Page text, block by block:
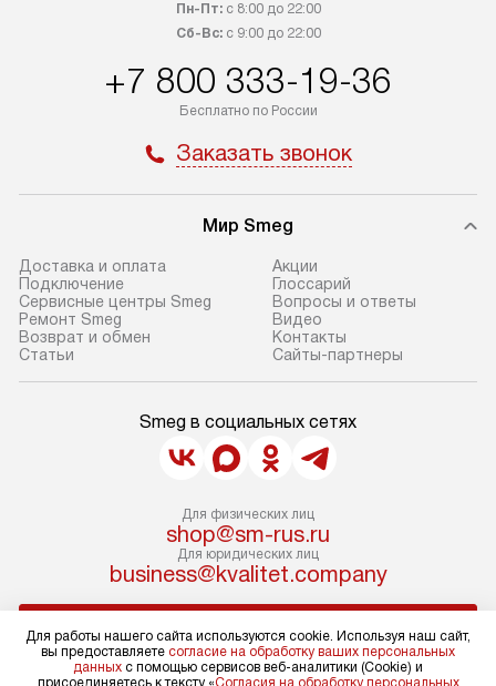
Пн-Пт:с 8:00 до 22:00
Сб-Вс:с 9:00 до 22:00
+7 800 333-19-36
Бесплатно по России
Заказать звонок
Мир Smeg
Доставка и оплата
Подключение
Сервисные центры Smeg
Ремонт Smeg
Возврат и обмен
Статьи
Акции
Глоссарий
Вопросы и ответы
Видео
Контакты
Сайты-партнеры
Smeg в социальных сетях
Для физических лиц
shop@sm-rus.ru
Для юридических лиц
business@kvalitet.company
Политика конфиденциальности
Для работы нашего сайта используются cookie. Используя наш сайт,
вы предоставляете согласие на обработку ваших персональных
данных с помощью сервисов веб-аналитики (Cookie) и
присоединяетесь к тексту «Согласия на обработку персональных